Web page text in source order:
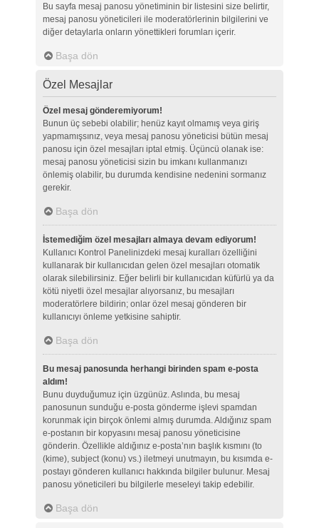
Bu sayfa mesaj panosu yönetiminin bir listesini size belirtir,
mesaj panosu yöneticileri ile moderatörlerinin bilgilerini ve
diğer detaylarla onların yönettikleri forumları içerir.
Başa dön
Özel Mesajlar
Özel mesaj gönderemiyorum!
Bunun üç sebebi olabilir; henüz kayıt olmamış veya giriş
yapmamışsınız, veya mesaj panosu yöneticisi bütün mesaj
panosu için özel mesajları iptal etmiş. Üçüncü olanak ise:
mesaj panosu yöneticisi sizin bu imkanı kullanmanızı
önlemiş olabilir, bu durumda kendisine nedenini sormanız
gerekir.
Başa dön
İstemediğim özel mesajları almaya devam ediyorum!
Kullanıcı Kontrol Panelinizdeki mesaj kuralları özelliğini
kullanarak bir kullanıcıdan gelen özel mesajları otomatik
olarak silebilirsiniz. Eğer belirli bir kullanıcıdan küfürlü ya da
kötü niyetli özel mesajlar alıyorsanız, bu mesajları
moderatörlere bildirin; onlar özel mesaj gönderen bir
kullanıcıyı önleme yetkisine sahiptir.
Başa dön
Bu mesaj panosunda herhangi birinden spam e-posta
aldım!
Bunu duyduğumuz için üzgünüz. Aslında, bu mesaj
panosunun sunduğu e-posta gönderme işlevi spamdan
korunmak için birçok önlemi almış durumda. Aldığınız spam
e-postanın bir kopyasını mesaj panosu yöneticisine
gönderin. Özellikle aldığınız e-posta’nın başlık kısmını (to
(kime), subject (konu) vs.) iletmeyi unutmayın, bu kısımda e-
postayı gönderen kullanıcı hakkında bilgiler bulunur. Mesaj
panosu yöneticileri bu bilgilerle meseleyi takip edebilir.
Başa dön